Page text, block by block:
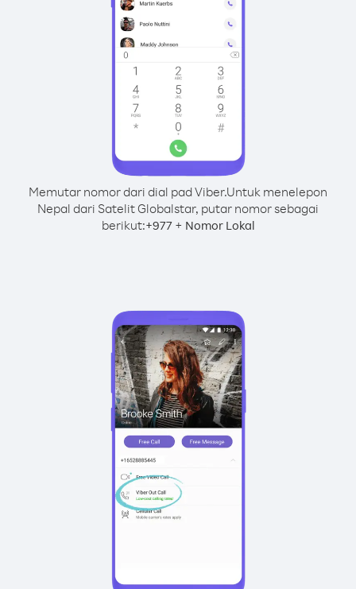
Memutar nomor dari dial pad Viber.Untuk menelepon
Nepal dari Satelit Globalstar, putar nomor sebagai
berikut:+977+ Nomor Lokal